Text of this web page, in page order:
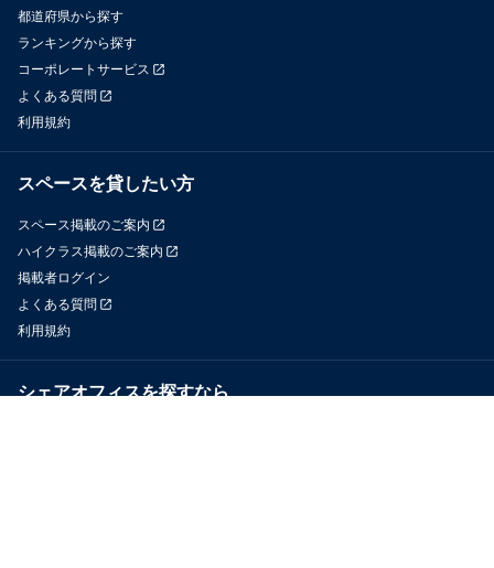
都道府県から探す
ランキングから探す
コーポレートサービス
よくある質問
利用規約
スペースを貸したい方
スペース掲載のご案内
ハイクラス掲載のご案内
掲載者ログイン
よくある質問
利用規約
シェアオフィスを探すなら